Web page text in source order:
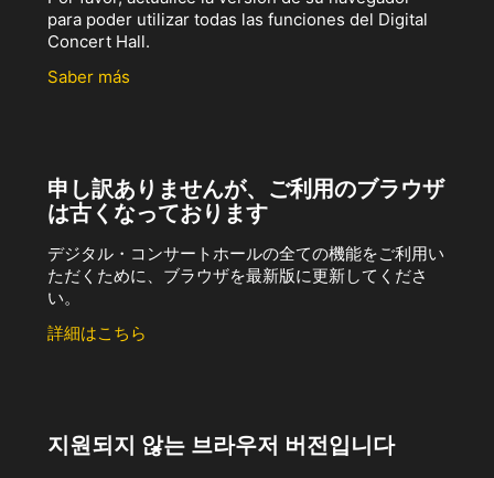
para poder utilizar todas las funciones del Digital
Concert Hall.
Saber más
申し訳ありませんが、ご利用のブラウザ
は古くなっております
デジタル・コンサートホールの全ての機能をご利用い
ただくために、ブラウザを最新版に更新してくださ
い。
詳細はこちら
지원되지 않는 브라우저 버전입니다